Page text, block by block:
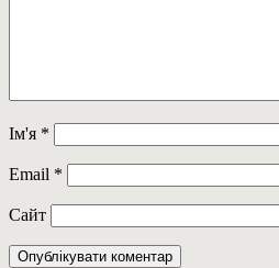
Ім'я *
Email *
Сайт